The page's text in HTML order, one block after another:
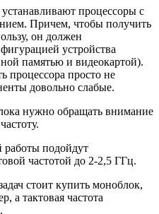
процессоры с
Причем, чтобы получить
он должен
устройства
памятью и видеокартой).
процессора просто не
довольно слабые.
нужно обращать внимание
работы подойдут
частотой до 2-2,5 ГГц.
стоит купить моноблок,
а тактовая частота